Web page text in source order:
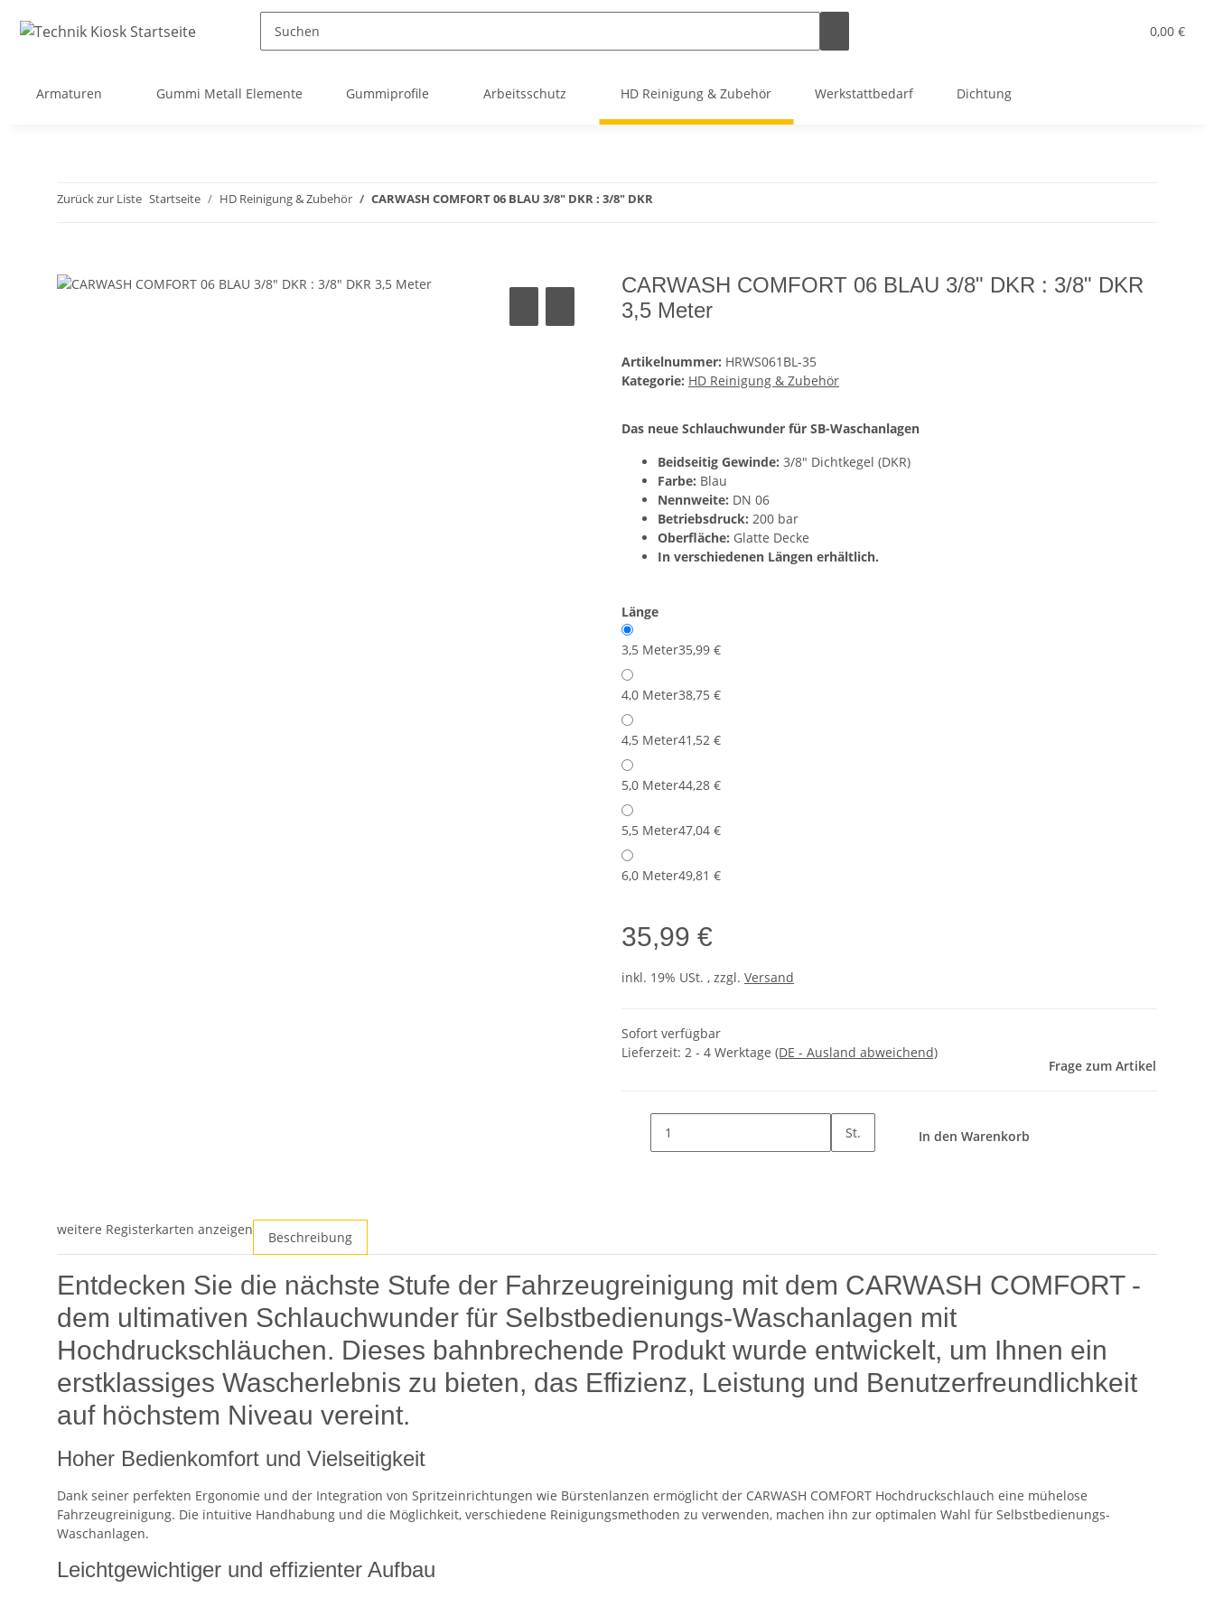
0,00 €
Armaturen Gummi Metall Elemente Gummiprofile Arbeitsschutz HD Reinigung & Zubehör Werkstattbedarf Dichtung
Zurück zur Liste Startseite HD Reinigung & Zubehör CARWASH COMFORT 06 BLAU 3/8" DKR : 3/8" DKR
CARWASH COMFORT 06 BLAU 3/8" DKR : 3/8" DKR
3,5 Meter
Artikelnummer: HRWS061BL-35
Kategorie: HD Reinigung & Zubehör
Das neue Schlauchwunder für SB-Waschanlagen
Beidseitig Gewinde: 3/8" Dichtkegel (DKR)
Farbe: Blau
Nennweite: DN 06
Betriebsdruck: 200 bar
Oberfläche: Glatte Decke
In verschiedenen Längen erhältlich.
Länge
3,5 Meter35,99 €
4,0 Meter38,75 €
4,5 Meter41,52 €
5,0 Meter44,28 €
5,5 Meter47,04 €
6,0 Meter49,81 €
35,99 €
inkl. 19% USt. , zzgl. Versand
Sofort verfügbar
Lieferzeit: 2 - 4 Werktage (DE - Ausland abweichend)
Frage zum Artikel
St. In den Warenkorb
weitere Registerkarten anzeigen Beschreibung
Entdecken Sie die nächste Stufe der Fahrzeugreinigung mit dem CARWASH COMFORT -
dem ultimativen Schlauchwunder für Selbstbedienungs-Waschanlagen mit
Hochdruckschläuchen. Dieses bahnbrechende Produkt wurde entwickelt, um Ihnen ein
erstklassiges Wascherlebnis zu bieten, das Effizienz, Leistung und Benutzerfreundlichkeit
auf höchstem Niveau vereint.
Hoher Bedienkomfort und Vielseitigkeit
Dank seiner perfekten Ergonomie und der Integration von Spritzeinrichtungen wie Bürstenlanzen ermöglicht der CARWASH COMFORT Hochdruckschlauch eine mühelose
Fahrzeugreinigung. Die intuitive Handhabung und die Möglichkeit, verschiedene Reinigungsmethoden zu verwenden, machen ihn zur optimalen Wahl für Selbstbedienungs-
Waschanlagen.
Leichtgewichtiger und effizienter Aufbau